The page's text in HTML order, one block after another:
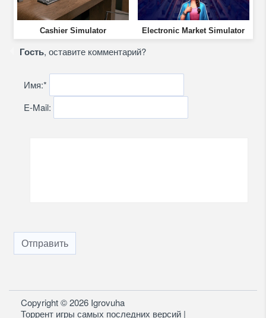
Cashier Simulator Electronic Market Simulator
Гость, оставите комментарий?
Имя:*
E-Mail:
Отправить
Copyright © 2026 Igrovuha
Торрент игры самых последних версий |